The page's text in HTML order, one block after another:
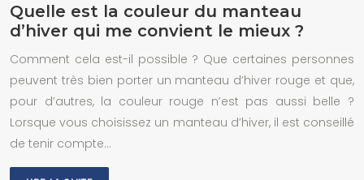
Quelle est la couleur du manteau
d’hiver qui me convient le mieux ?
Comment cela est-il possible ? Que certaines personnes
peuvent très bien porter un manteau d’hiver rouge et que,
pour d’autres, la couleur rouge n’est pas aussi belle ?
Lorsque vous choisissez un manteau d’hiver, il est conseillé
de tenir compte…